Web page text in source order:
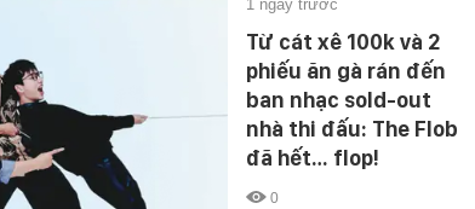
1 ngày trước
Từ cát xê 100k và 2
phiếu ăn gà rán đến
ban nhạc sold-out
nhà thi đấu: The Flob
đã hết… flop!
0